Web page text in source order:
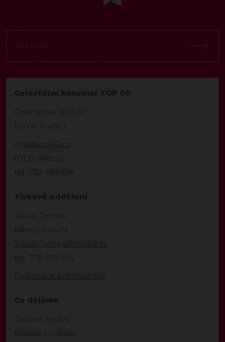
Celostátní kancelář TOP 09
Opletalova 1603/57
110 00 Praha 1
info@top09.cz
IDDS: 86ttzqc
tel.: 732 399 674
Tiskové oddělení
Jakub Tomek
tiskový mluvčí
Jakub.Tomek@top09.cz
tel.: 776 739 505
Registrace pro novináře
Co děláme
Tiskové zprávy
Mediální výstupy